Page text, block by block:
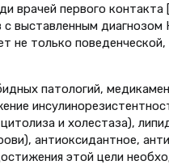
врачей первого
с выставленным
не только поведенческой,
патологий,
и холестаза),
антиоксидантное,
этой цели